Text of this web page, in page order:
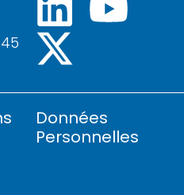
Données
Personnelles